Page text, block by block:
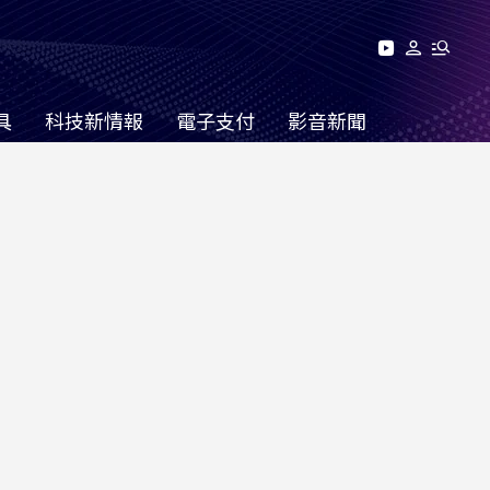
科技新情報 電子支付 影音新聞